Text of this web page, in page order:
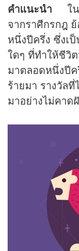
คำแนะนำ ใน
จากราศีกรกฎ
หนึ่งปีครึ่ง ซึ่งเ
ใดๆ ที่ทำให้ชีวิ
มาตลอดหนึ่งปีค
ร้ายมา รางวัล
มาอย่างไม่คาด